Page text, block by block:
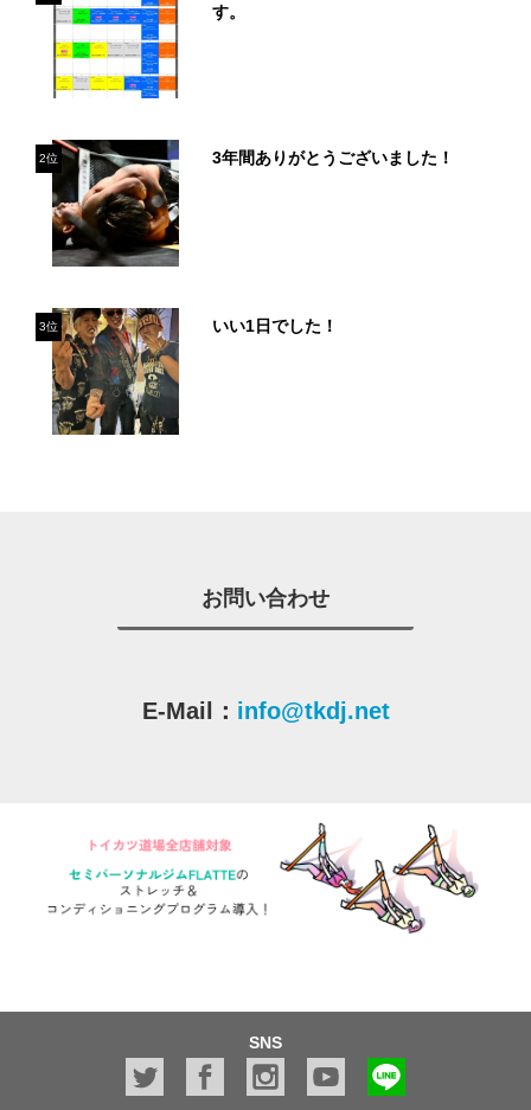
す。
2位 3年間ありがとうございました！
3位 いい1日でした！
お問い合わせ
E-Mail： info@tkdj.net
SNS